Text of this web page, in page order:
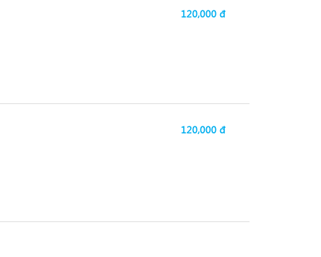
120,000 đ
120,000 đ